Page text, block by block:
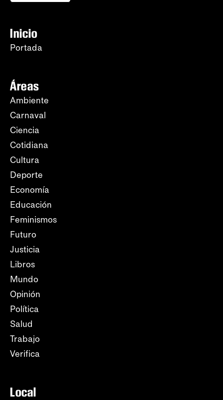
Inicio
Portada
Áreas
Ambiente
Carnaval
Ciencia
Cotidiana
Cultura
Deporte
Economía
Educación
Feminismos
Futuro
Justicia
Libros
Mundo
Opinión
Política
Salud
Trabajo
Verifica
Local